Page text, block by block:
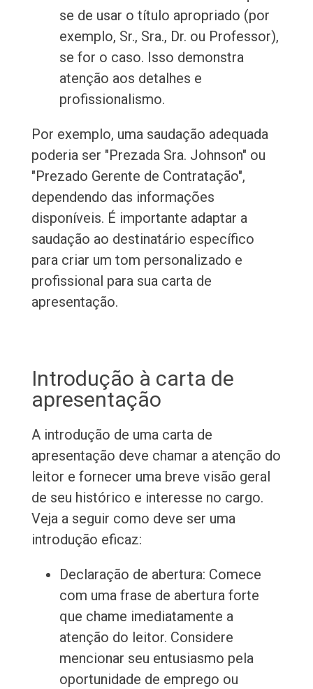
se de usar o título apropriado (por
exemplo, Sr., Sra., Dr. ou Professor),
se for o caso. Isso demonstra
atenção aos detalhes e
profissionalismo.
Por exemplo, uma saudação adequada
poderia ser "Prezada Sra. Johnson" ou
"Prezado Gerente de Contratação",
dependendo das informações
disponíveis. É importante adaptar a
saudação ao destinatário específico
para criar um tom personalizado e
profissional para sua carta de
apresentação.
Introdução à carta de
apresentação
A introdução de uma carta de
apresentação deve chamar a atenção do
leitor e fornecer uma breve visão geral
de seu histórico e interesse no cargo.
Veja a seguir como deve ser uma
introdução eficaz:
Declaração de abertura: Comece
com uma frase de abertura forte
que chame imediatamente a
atenção do leitor. Considere
mencionar seu entusiasmo pela
oportunidade de emprego ou